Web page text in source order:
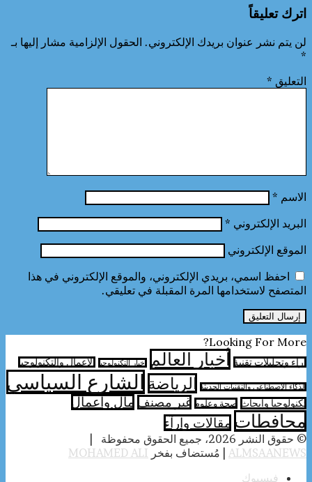
اترك تعليقاً
لن يتم نشر عنوان بريدك الإلكتروني. الحقول الإلزامية مشار إليها بـ
*
التعليق *
الاسم *
البريد الإلكتروني *
الموقع الإلكتروني
احفظ اسمي، بريدي الإلكتروني، والموقع الإلكتروني في هذا
المتصفح لاستخدامها المرة المقبلة في تعليقي.
Looking For More?
آراء وتحليلات تقنية أخبار العالم اخبار التكنولوجيا الأعمال والتكنولوجيا
الذكاء الاصطناعي والتقنيات الحديثة الرياضة الشارع السياسي
تكنولوجيا وابحاث صحة وعلوم غير مصنف مال واعمال
محافطات مقالات وارآء
© حقوق النشر 2026، جميع الحقوق محفوظة |
ALMSAANEWS | مُستضاف بفخر MOHAMED ALI
فيسبوك